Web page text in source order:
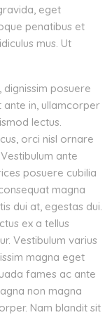
eget
penatibus et
mus. Ut
dignissim posuere
ante in, ullamcorper
lectus.
orci nisl ornare
ante
posuere cubilia
magna
dui at, egestas dui.
ex a tellus
Vestibulum varius
magna eget
fames ac ante
non magna
Nam blandit sit